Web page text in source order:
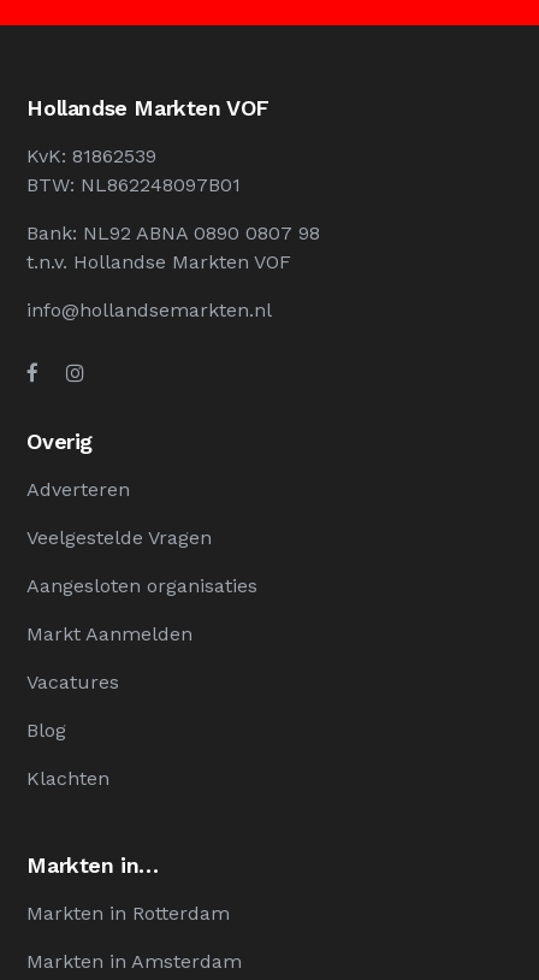
Hollandse Markten VOF
KvK: 81862539
BTW: NL862248097B01
Bank: NL92 ABNA 0890 0807 98
t.n.v. Hollandse Markten VOF
info@hollandsemarkten.nl
Overig
Adverteren
Veelgestelde Vragen
Aangesloten organisaties
Markt Aanmelden
Vacatures
Blog
Klachten
Markten in…
Markten in Rotterdam
Markten in Amsterdam